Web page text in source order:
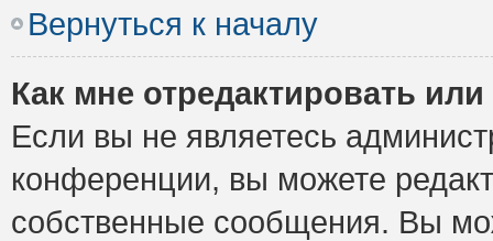
Вернуться к началу
Как мне отредактировать
Если вы не являетесь
конференции, вы можете
собственные сообщения. Вы